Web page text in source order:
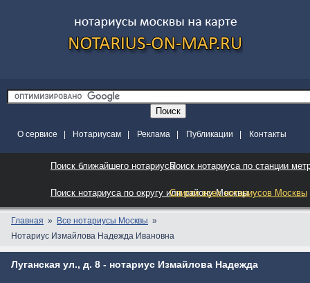
О сервисе Нотариусам Реклама Публикации Контакты
Поиск ближайшего нотариусаПоиск нотариуса по станции
Поиск нотариуса по округу или району Москвы
Список всех нотариусов Москвы
Главная
Все нотариусы Москвы
Нотариус Измайлова Надежда Ивановна
Луганская ул., д. 8 - нотариус Измайлова Надежда